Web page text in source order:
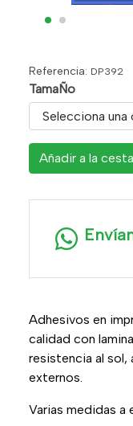
Referencia: DP392
TamaÑo
Añadir a la cesta
Adhesivos en
calidad con
resistencia al sol,
externos.
Varias medidas a